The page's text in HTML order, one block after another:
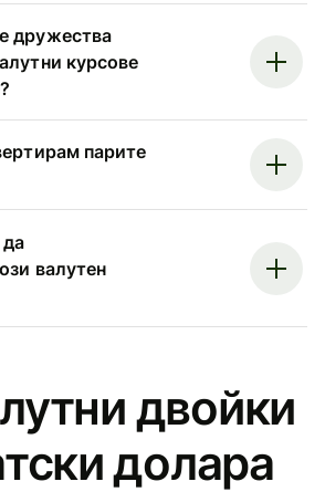
дружества
курсове
парите
валутен
двойки
долара